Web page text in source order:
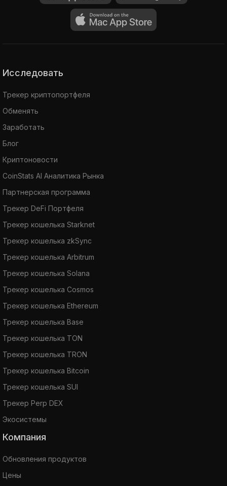
Исследовать
Трекер криптопортфеля
Обменять
Заработать
Блог
Криптоновости
CoinStats AI Аналитика Рынка
Партнерская программа
Трекер DeFi Портфеля
Трекер кошелька Starknet
Трекер кошелька zkSync
Трекер кошелька Arbitrum
Трекер кошелька Solana
Трекер кошелька Cosmos
Трекер кошелька Ethereum
Трекер кошелька Base
Трекер кошелька TON
Трекер кошелька TRON
Трекер кошелька Bitcoin
Трекер кошелька SUI
Трекер Perp DEX
Экосистемы
Компания
Обновления продуктов
Цены